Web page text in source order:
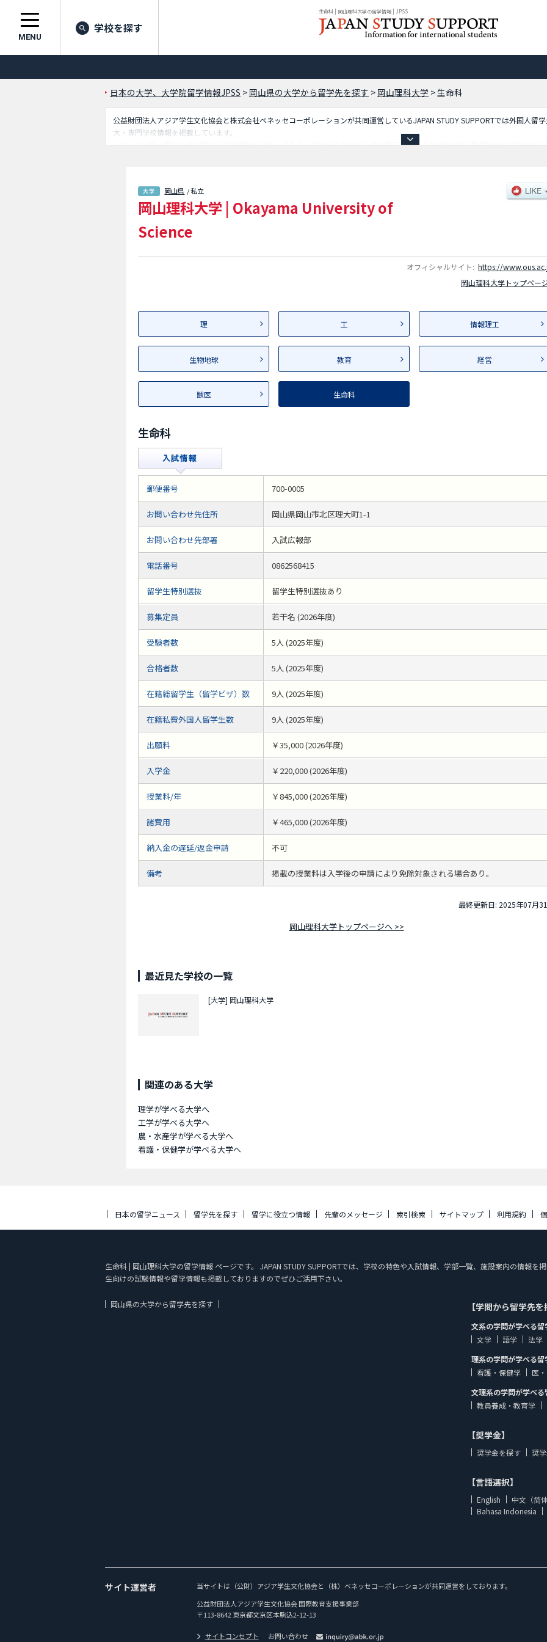
生命科 | 岡山理科大学の留学情報 | JPSS
MENU
学校を探す
日本の大学、大学院留学情報JPSS > 岡山県の大学から留学先を探す > 岡山理科大学 >生命科
公益財団法人アジア学生文化協会と株式会社ベネッセコーポレーションが共同運営しているJAPAN STUDY SUPPORTでは外国人留
大・専門学校情報を掲載しています。
こちらでは岡山理科大学に関する詳細情報を記載しており、理学部や工学部や情報理工学部や生物地球学部や教育学部や経営学部
岡山県 / 私立
岡山理科大学 | Okayama University of
Science
オフィシャルサイト: https://
岡山理科大学トップペー
理 工 情報理工
生物地球 教育 経営
獣医 生命科
生命科
郵便番号 700-0005
お問い合わせ先住所 岡山県岡山市北区理大町1-1
お問い合わせ先部署 入試広報部
電話番号 0862568415
留学生特別選抜 留学生特別選抜あり
募集定員 若干名 (2026年度)
受験者数 5人 (2025年度)
合格者数 5人 (2025年度)
在籍総留学生（留学ビザ）数 9人 (2025年度)
在籍私費外国人留学生数 9人 (2025年度)
出願料 ￥35,000 (2026年度)
入学金 ￥220,000 (2026年度)
授業料/年 ￥845,000 (2026年度)
諸費用 ￥465,000 (2026年度)
納入金の遅延/返金申請 不可
備考 掲載の授業料は入学後の申請により免除対象される場合あり。
最終更新日: 2025年07月
岡山理科大学トップページへ >>
最近見た学校の一覧
[大学] 岡山理科大学
関連のある大学
理学が学べる大学へ
工学が学べる大学へ
農・水産学が学べる大学へ
看護・保健学が学べる大学へ
日本の留学ニュース 留学先を探す 留学に役立つ情報 先輩のメッセージ 索引検索 サイトマップ 利用規約
生命科 | 岡山理科大学の留学情報 ページです。 JAPAN STUDY SUPPORTでは、学校の特色や入試情報、学部一覧、施設案内の情報を
生向けの試験情報や留学情報も掲載しておりますのでぜひご活用下さい。
岡山県の大学から留学先を探す 【学問から留学先
文系の学問が学べる留
文学
語学
法学
理系の学問が学べる留
看護・保健学
医
文理系の学問が学べ
教員養成・教育学
【奨学金】
奨学金を探す 奨
【言語選択】
English
中文（简
Bahasa Indonesia
サイト運営者
当サイトは（公財）アジア学生文化協会と（株）ベネッセコーポレーションが共同運営をしております。
公益財団法人アジア学生文化協会 国際教育支援事業部
〒113-8642 東京都文京区本駒込2-12-13
サイトコンセプト お問い合わせ